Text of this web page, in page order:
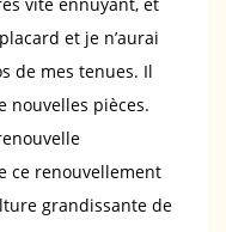
et je n’aurai
de mes tenues. Il
nouvelles pièces.
ce renouvellement
grandissante de